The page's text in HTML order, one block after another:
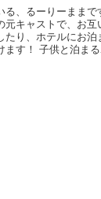
るーりーままです
元キャストで、お互
たり、ホテルにお泊
ホもっと見